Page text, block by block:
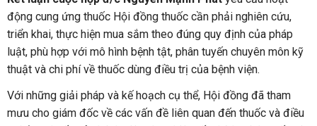
động cung ứng thuốc Hội đồng thuốc cần phải nghiên cứu,
triển khai, thực hiện mua sắm theo đúng quy định của pháp
luật, phù hợp với mô hình bệnh tật, phân tuyến chuyên môn kỹ
thuật và chi phí về thuốc dùng điều trị của bệnh viện.
Với những giải pháp và kế hoạch cụ thể, Hội đồng đã tham
mưu cho giám đốc về các vấn đề liên quan đến thuốc và điều